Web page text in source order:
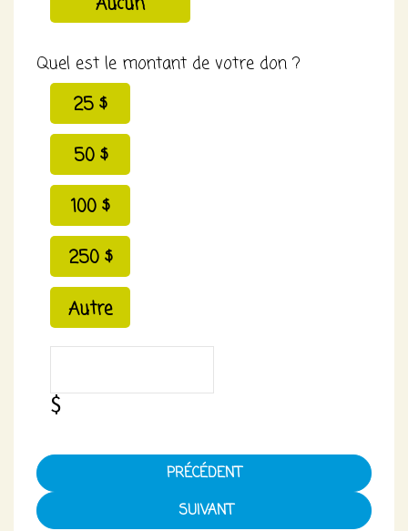
Quel est le montant de votre don ?
25 $
50 $
100 $
250 $
Autre
PRÉCÉDENT